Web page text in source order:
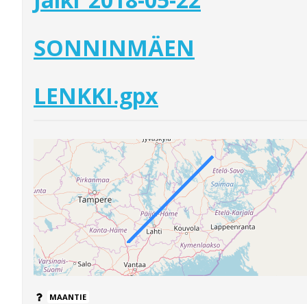
SONNINMÄEN
LENKKI.gpx
MAANTIE